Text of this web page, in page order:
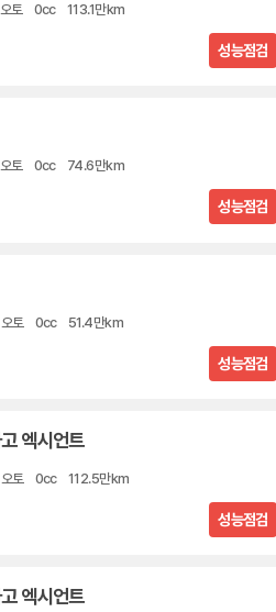
오토 0cc 113.1만km
성능점검
오토 0cc 74.6만km
성능점검
오토 0cc 51.4만km
성능점검
엑시언트
오토 0cc 112.5만km
성능점검
엑시언트